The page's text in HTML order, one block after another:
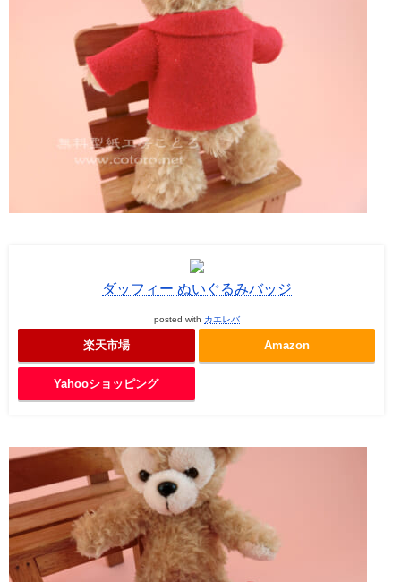
ダッフィー ぬいぐるみバッジ
posted with カエレバ
楽天市場 Amazon
Yahooショッピング